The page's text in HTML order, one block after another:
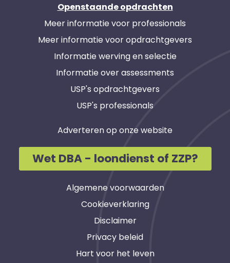
Openstaande opdrachten
Meer informatie voor professionals
Meer informatie voor opdrachtgevers
Informatie werving en selectie
Informatie over assessments
USP's opdrachtgevers
USP's professionals
Adverteren op onze website
Wet DBA - loondienst of ZZP?
Algemene voorwaarden
Cookieverklaring
Disclaimer
Privacy beleid
Hart voor het leven